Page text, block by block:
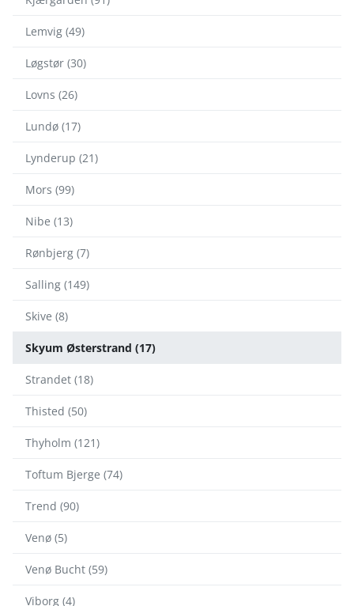
Lemvig (49)
Løgstør (30)
Lovns (26)
Lundø (17)
Lynderup (21)
Mors (99)
Nibe (13)
Rønbjerg (7)
Salling (149)
Skive (8)
Skyum Østerstrand (17)
Strandet (18)
Thisted (50)
Thyholm (121)
Toftum Bjerge (74)
Trend (90)
Venø (5)
Venø Bucht (59)
Viborg (4)